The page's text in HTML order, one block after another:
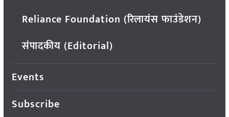
Reliance Foundation (रिलायंस फाउंडेशन)
संपादकीय (Editorial)
Events
Subscribe